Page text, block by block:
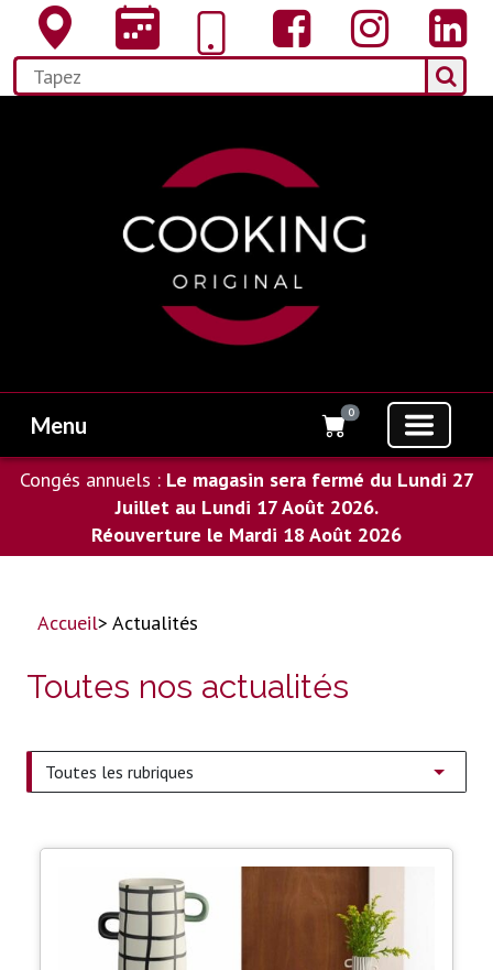
Menu 0
Congés annuels : Le magasin sera fermé du Lundi 27
Juillet au Lundi 17 Août 2026.
Réouverture le Mardi 18 Août 2026
Accueil> Actualités
Toutes nos actualités